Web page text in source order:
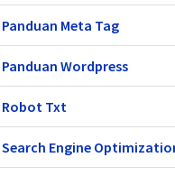
Panduan Meta Tag
Panduan Wordpress
Robot Txt
Search Engine